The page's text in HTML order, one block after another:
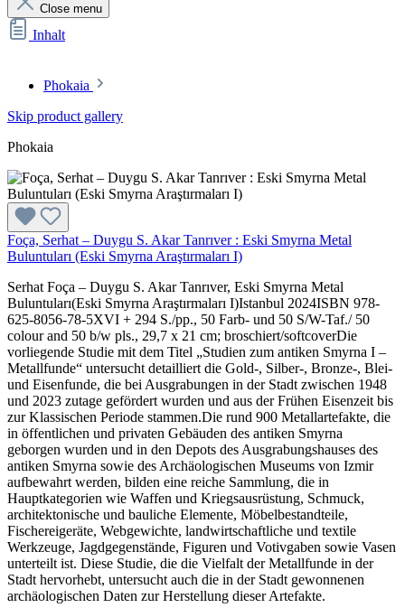
Close menu
Inhalt
Phokaia
Skip product gallery
Phokaia
Foça, Serhat – Duygu S. Akar Tanrıver : Eski Smyrna Metal
Buluntuları (Eski Smyrna Araştırmaları I)
Serhat Foça – Duygu S. Akar Tanrıver, Eski Smyrna Metal
Buluntuları(Eski Smyrna Araştırmaları I)Istanbul 2024ISBN 978-
625-8056-78-5XVI + 294 S./pp., 50 Farb- und 50 S/W-Taf./ 50
colour and 50 b/w pls., 29,7 x 21 cm; broschiert/softcoverDie
vorliegende Studie mit dem Titel „Studien zum antiken Smyrna I –
Metallfunde“ untersucht detailliert die Gold-, Silber-, Bronze-, Blei-
und Eisenfunde, die bei Ausgrabungen in der Stadt zwischen 1948
und 2023 zutage gefördert wurden und aus der Frühen Eisenzeit bis
zur Klassischen Periode stammen.Die rund 900 Metallartefakte, die
in öffentlichen und privaten Gebäuden des antiken Smyrna
geborgen wurden und in den Depots des Ausgrabungshauses des
antiken Smyrna sowie des Archäologischen Museums von Izmir
aufbewahrt werden, bilden eine reiche Sammlung, die in
Hauptkategorien wie Waffen und Kriegsausrüstung, Schmuck,
architektonische und bauliche Elemente, Möbelbestandteile,
Fischereigeräte, Webgewichte, landwirtschaftliche und textile
Werkzeuge, Jagdgegenstände, Figuren und Votivgaben sowie Vasen
unterteilt ist. Diese Studie, die die Vielfalt der Metallfunde in der
Stadt hervorhebt, untersucht auch die in der Stadt gewonnenen
archäologischen Daten zur Herstellung dieser Artefakte.